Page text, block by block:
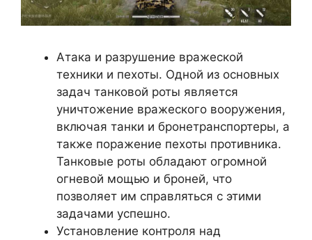
Атака и разрушение вражеской
техники и пехоты. Одной из основных
задач танковой роты является
уничтожение вражеского вооружения,
включая танки и бронетранспортеры, а
также поражение пехоты противника.
Танковые роты обладают огромной
огневой мощью и броней, что
позволяет им справляться с этими
задачами успешно.
Установление контроля над